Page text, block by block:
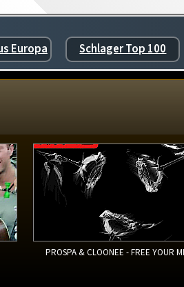
Europa Schlager Top 100
PROSPA & CLOONEE - FREE YOUR